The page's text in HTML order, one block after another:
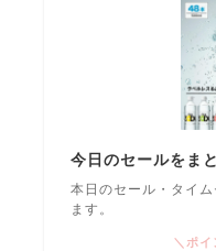
今日のセールをま
本日のセール・タイ
ます。
＼ポイ